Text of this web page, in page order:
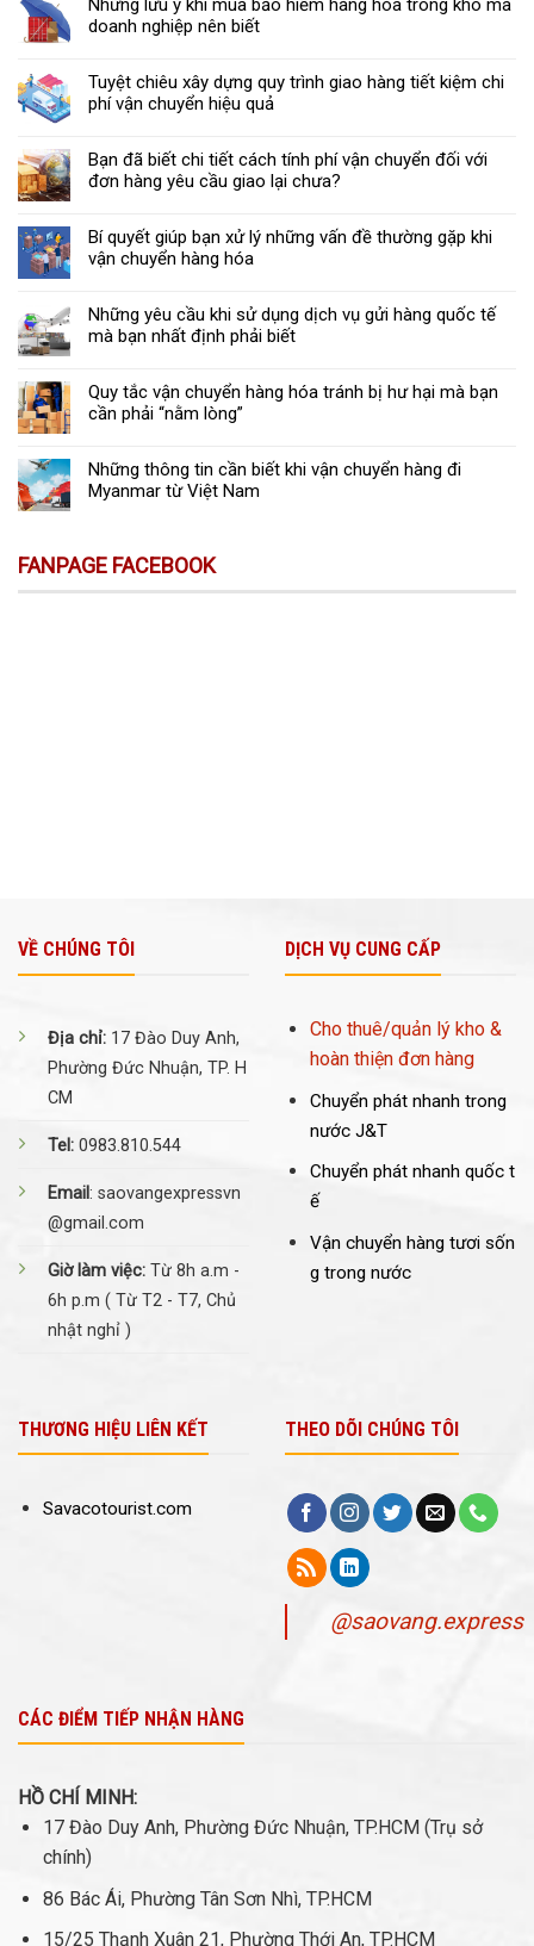
Những lưu ý khi mua bảo hiểm hàng hóa trong kho mà
doanh nghiệp nên biết
Tuyệt chiêu xây dựng quy trình giao hàng tiết kiệm chi
phí vận chuyển hiệu quả
Bạn đã biết chi tiết cách tính phí vận chuyển đối với
đơn hàng yêu cầu giao lại chưa?
Bí quyết giúp bạn xử lý những vấn đề thường gặp khi
vận chuyển hàng hóa
Những yêu cầu khi sử dụng dịch vụ gửi hàng quốc tế
mà bạn nhất định phải biết
Quy tắc vận chuyển hàng hóa tránh bị hư hại mà bạn
cần phải “nằm lòng”
Những thông tin cần biết khi vận chuyển hàng đi
Myanmar từ Việt Nam
FANPAGE FACEBOOK
VỀ CHÚNG TÔI
Địa chỉ: 17 Đào Duy Anh,
Phường Đức Nhuận, TP. H
CM
Tel: 0983.810.544
Email: saovangexpressvn
@gmail.com
Giờ làm việc: Từ 8h a.m -
6h p.m ( Từ T2 - T7, Chủ
nhật nghỉ )
DỊCH VỤ CUNG CẤP
Cho thuê/quản lý kho &
hoàn thiện đơn hàng
Chuyển phát nhanh trong
nước J&T
Chuyển phát nhanh quốc t
ế
Vận chuyển hàng tươi sốn
g trong nước
THƯƠNG HIỆU LIÊN KẾT
Savacotourist.com
THEO DÕI CHÚNG TÔI
@saovang.express
CÁC ĐIỂM TIẾP NHẬN HÀNG
HỒ CHÍ MINH:
17 Đào Duy Anh, Phường Đức Nhuận, TP.HCM (Trụ sở
chính)
86 Bác Ái, Phường Tân Sơn Nhì, TP.HCM
15/25 Thạnh Xuân 21, Phường Thới An, TP.HCM